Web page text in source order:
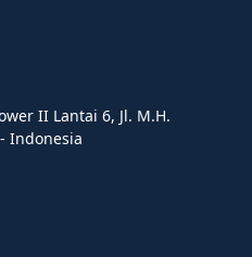
II Lantai 6, Jl. M.H.
Indonesia